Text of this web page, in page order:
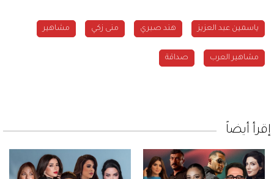
ياسمين عبد العزيز هند صبري منى زكي مشاهير
مشاهير العرب صداقة
إقرأ أيضاً